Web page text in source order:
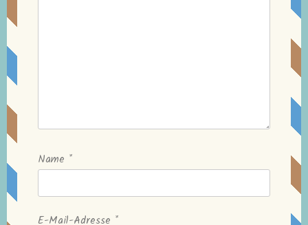
Name *
E-Mail-Adresse *